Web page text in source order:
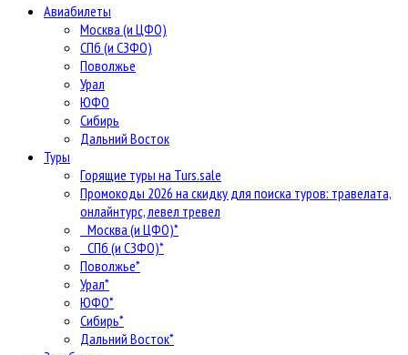
Авиабилеты
Москва (и ЦФО)
СПб (и СЗФО)
Поволжье
Урал
ЮФО
Сибирь
Дальний Восток
Туры
Горящие туры на Turs.sale
Промокоды 2026 на скидку для поиска туров: травелата,
онлайнтурс, левел тревел
Москва (и ЦФО)*
СПб (и СЗФО)*
Поволжье*
Урал*
ЮФО*
Сибирь*
Дальний Восток*